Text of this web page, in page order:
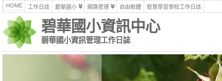
HOME 工作日誌 碧華國小 網路管理 自由軟體 智慧學習學校工作日誌
碧華國小資訊中心
碧華國小資訊管理工作日誌